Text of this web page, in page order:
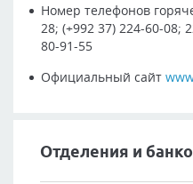
Номер телефонов
28; (+992 37) 224-60-08;
80-91-55
Официальный сайт
Отделения и